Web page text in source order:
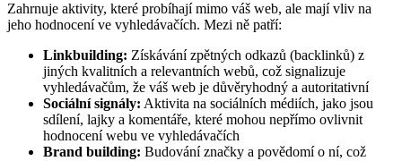
Zahrnuje aktivity, které probíhají mimo váš web, ale mají vliv na
jeho hodnocení ve vyhledávačích. Mezi ně patří:
Linkbuilding: Získávání zpětných odkazů (backlinků) z
jiných kvalitních a relevantních webů, což signalizuje
vyhledávačům, že váš web je důvěryhodný a autoritativní
Sociální signály: Aktivita na sociálních médiích, jako jsou
sdílení, lajky a komentáře, které mohou nepřímo ovlivnit
hodnocení webu ve vyhledávačích
Brand building: Budování značky a povědomí o ní, což